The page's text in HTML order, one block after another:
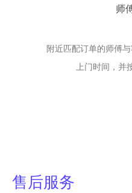
师
附近匹配订单的师傅
上门时间，并
售后服务